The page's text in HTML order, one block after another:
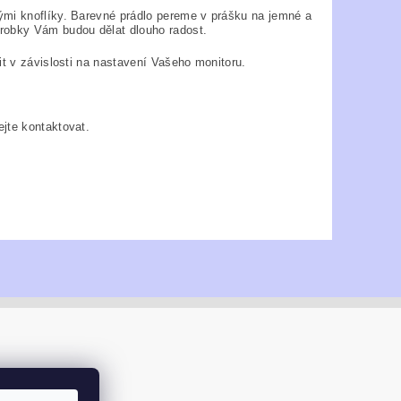
knoflíky. Barevné prádlo pereme v prášku na jemné a
Vám budou dělat dlouho radost.
závislosti na nastavení Vašeho monitoru.
kontaktovat.